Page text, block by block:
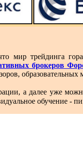
мир трейдинга
брокеров
образовательных
а далее уже
обучение -